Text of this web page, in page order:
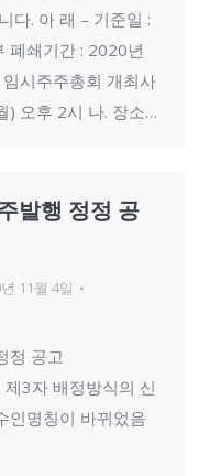
다. 아 래 – 기준일 :
폐쇄기간 : 2020년
시주주총회 개최사
) 오후 2시 나. 장소…
발행 정정 공
11월 4일
정 공고
3자 배정방식의 신
인명칭이 바뀌었음